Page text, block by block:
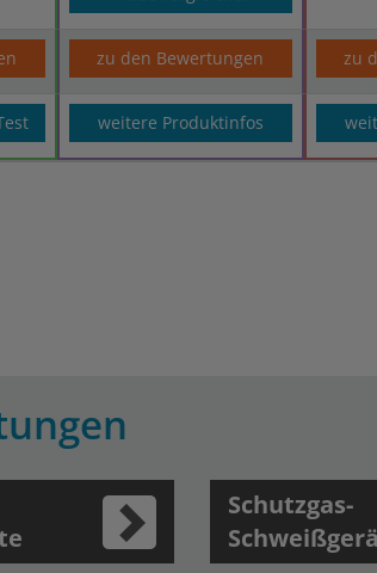
zu den Bewertungen zu
weitere Produktinfos
Schutzgas-